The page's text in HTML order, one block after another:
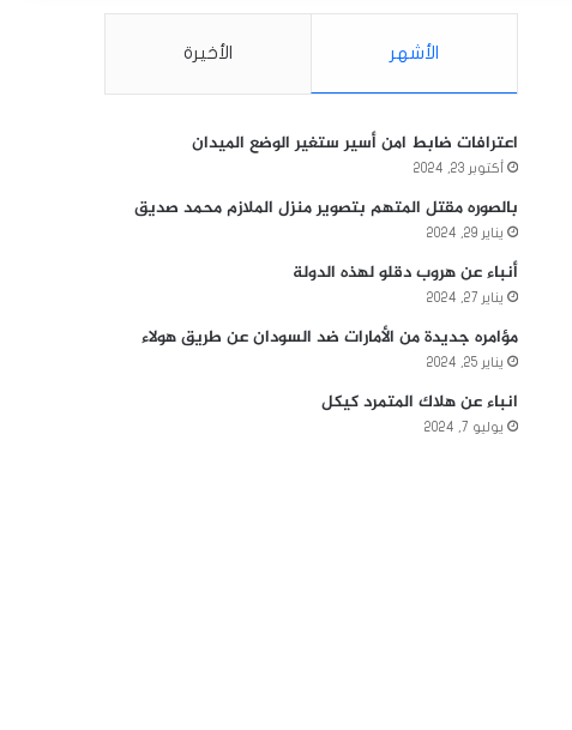
الأشهر الأخيرة
اعترافات ضابط امن أسير ستغير الوضع الميدان
أكتوبر 23, 2024
بالصوره مقتل المتهم بتصوير منزل الملازم محمد صديق
يناير 29, 2024
أنباء عن هروب دقلو لهذه الدولة
يناير 27, 2024
مؤامره جديدة من الأمارات ضد السودان عن طريق هولاء
يناير 25, 2024
انباء عن هلاك المتمرد كيكل
يوليو 7, 2024